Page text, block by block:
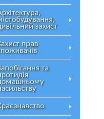
захист
прав
та